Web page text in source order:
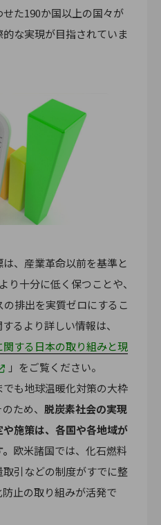
た190か国以上の国々が
な実現が目指されていま
、産業革命以前を基準と
十分に低く保つことや、
排出を実質ゼロにするこ
るより詳しい情報は、
する日本の取り組みと現
」をご覧ください。
も地球温暖化対策の大枠
ため、 脱炭素社会の実現
施策は、各国や各地域が
欧米諸国では、化石燃料
引などの制度がすでに整
止の取り組みが活発で